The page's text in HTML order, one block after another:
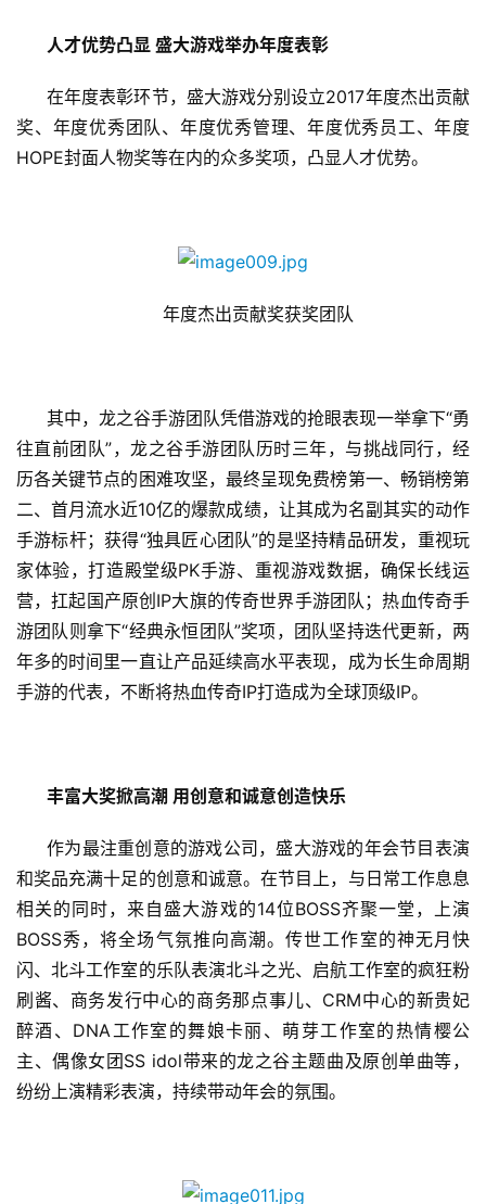
戏
第
十
三
届
金
茶
奖
7
日
游
对
接
会
上
人才优势凸显 盛大游戏举办年度表彰
在年度表彰环节，盛大游戏分别设立2017年度杰出贡献
奖、年度优秀团队、年度优秀管理、年度优秀员工、年度
HOPE封面人物奖等在内的众多奖项，凸显人才优势。
年度杰出贡献奖获奖团队
其中，龙之谷手游团队凭借游戏的抢眼表现一举拿下“勇
往直前团队”，龙之谷手游团队历时三年，与挑战同行，经
历各关键节点的困难攻坚，最终呈现免费榜第一、畅销榜第
二、首月流水近10亿的爆款成绩，让其成为名副其实的动作
手游标杆；获得“独具匠心团队”的是坚持精品研发，重视玩
家体验，打造殿堂级PK手游、重视游戏数据，确保长线运
营，扛起国产原创IP大旗的传奇世界手游团队；热血传奇手
游团队则拿下“经典永恒团队”奖项，团队坚持迭代更新，两
年多的时间里一直让产品延续高水平表现，成为长生命周期
手游的代表，不断将热血传奇IP打造成为全球顶级IP。
丰富大奖掀高潮 用创意和诚意创造快乐
作为最注重创意的游戏公司，盛大游戏的年会节目表演
和奖品充满十足的创意和诚意。在节目上，与日常工作息息
相关的同时，来自盛大游戏的14位BOSS齐聚一堂，上演
BOSS秀，将全场气氛推向高潮。传世工作室的神无月快
闪、北斗工作室的乐队表演北斗之光、启航工作室的疯狂粉
刷酱、商务发行中心的商务那点事儿、CRM中心的新贵妃
醉酒、DNA工作室的舞娘卡丽、萌芽工作室的热情樱公
主、偶像女团SS idol带来的龙之谷主题曲及原创单曲等，
纷纷上演精彩表演，持续带动年会的氛围。